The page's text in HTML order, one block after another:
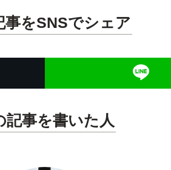
事をSNSでシェア
記事を書いた人